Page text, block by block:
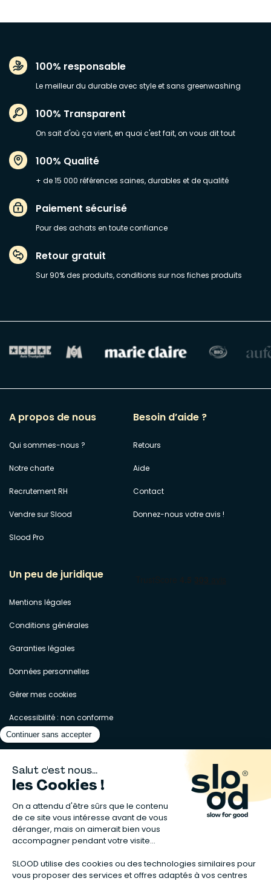
100% responsable
Le meilleur du durable avec style et sans greenwashing
100% Transparent
On sait d'où ça vient, en quoi c'est fait, on vous dit tout
100% Qualité
+ de 15 000 références saines, durables et de qualité
Paiement sécurisé
Pour des achats en toute confiance
Retour gratuit
Sur 90% des produits, conditions sur nos fiches produits
A propos de nous
Qui sommes-nous ?
Notre charte
Recrutement RH
Vendre sur Slood
Slood Pro
Besoin d’aide ?
Retours
Aide
Contact
Donnez-nous votre avis !
Un peu de juridique
Mentions légales
Conditions générales
Garanties légales
Données personnelles
Gérer mes cookies
Accessibilité : non conforme